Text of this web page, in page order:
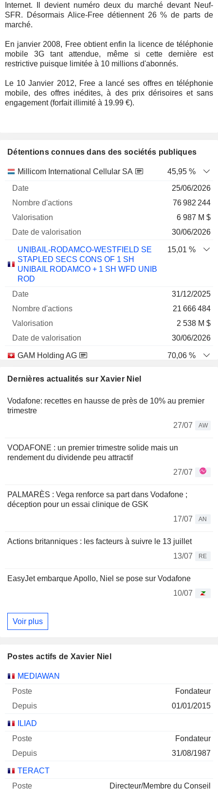
Internet. Il devient numéro deux du marché devant Neuf-
SFR. Désormais Alice-Free détiennent 26 % de parts de
marché.
En janvier 2008, Free obtient enfin la licence de téléphonie
mobile 3G tant attendue, même si cette dernière est
restrictive puisque limitée à 10 millions d'abonnés.
Le 10 Janvier 2012, Free a lancé ses offres en téléphonie
mobile, des offres inédites, à des prix dérisoires et sans
engagement (forfait illimité à 19.99 €).
Détentions connues dans des sociétés publiques
Nombre
Date de
Millicom International Cellular SA
45,95 %
25/06/2026
76 982 244
6 987 M $
30/06/2026
UNIBAIL-RODAMCO-WESTFIELD SE
STAPLED SECS CONS OF 1 SH
UNIBAIL RODAMCO + 1 SH WFD UNIB
ROD
15,01 %
31/12/2025
21 666 484
2 538 M $
30/06/2026
GAM Holding AG
70,06 %
64 M $
24/02/2026
30/06/2026
Dernières actualités sur Xavier Niel
Vodafone: recettes en hausse de près de 10% au premier
trimestre
27/07
AW
VODAFONE : un premier trimestre solide mais un
rendement du dividende peu attractif
27/07
PALMARÈS : Vega renforce sa part dans Vodafone ;
déception pour un essai clinique de GSK
17/07
AN
Actions britanniques : les facteurs à suivre le 13 juillet
13/07
RE
EasyJet embarque Apollo, Niel se pose sur Vodafone
10/07
Voir plus
Postes actifs de Xavier Niel
Sociétés Poste
MEDIAWAN
Fondateur
01/01/2015
ILIAD
Fondateur
31/08/1987
TERACT
Directeur/Membre du Conseil